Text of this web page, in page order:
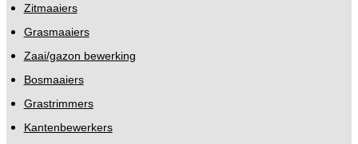
Zitmaaiers
Grasmaaiers
Zaai/gazon bewerking
Bosmaaiers
Grastrimmers
Kantenbewerkers